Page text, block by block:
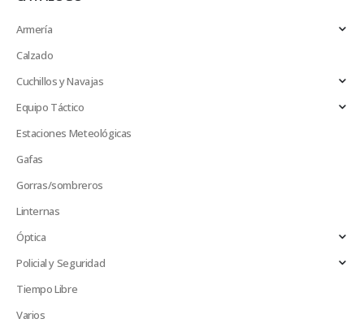
Armería
Calzado
Cuchillos y Navajas
Equipo Táctico
Estaciones Meteológicas
Gafas
Gorras/sombreros
Linternas
Óptica
Policial y Seguridad
Tiempo Libre
Varios